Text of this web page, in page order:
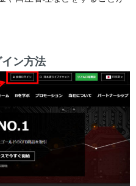
ン方法